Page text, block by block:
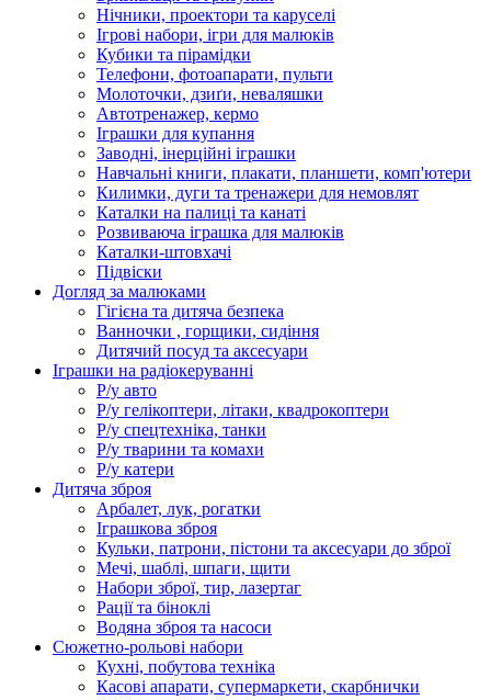
Нічники, проектори та каруселі
Ігрові набори, ігри для малюків
Кубики та пірамідки
Телефони, фотоапарати, пульти
Молоточки, дзиґи, неваляшки
Автотренажер, кермо
Іграшки для купання
Заводні, інерційні іграшки
Навчальні книги, плакати, планшети, комп'ютери
Килимки, дуги та тренажери для немовлят
Каталки на палиці та канаті
Розвиваюча іграшка для малюків
Каталки-штовхачі
Підвіски
Догляд за малюками
Гігієна та дитяча безпека
Ванночки , горщики, сидіння
Дитячий посуд та аксесуари
Іграшки на радіокеруванні
Р/у авто
Р/у гелікоптери, літаки, квадрокоптери
Р/у спецтехніка, танки
Р/у тварини та комахи
Р/у катери
Дитяча зброя
Арбалет, лук, рогатки
Іграшкова зброя
Кульки, патрони, пістони та аксесуари до зброї
Мечі, шаблі, шпаги, щити
Набори зброї, тир, лазертаг
Рації та біноклі
Водяна зброя та насоси
Сюжетно-рольові набори
Кухні, побутова техніка
Касові апарати, супермаркети, скарбнички